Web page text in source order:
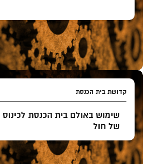
קדושת בית הכנסת
שימוש באולם בית הכנסת לכינוס
של חול